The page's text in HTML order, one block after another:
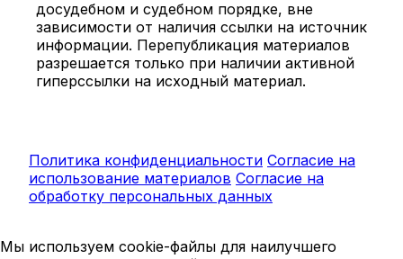
досудебном и судебном порядке, вне
зависимости от наличия ссылки на источник
информации. Перепубликация материалов
разрешается только при наличии активной
гиперссылки на исходный материал.
Политика конфиденциальности Согласие на
использование материалов Согласие на
обработку персональных данных
Мы используем cookie-файлы для наилучшего